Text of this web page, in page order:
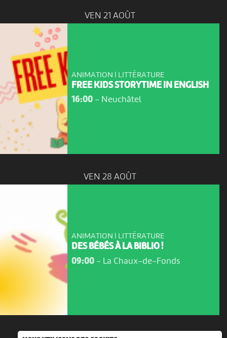
VEN 21 AOÛT
ANIMATION | LITTÉRATURE
FREE KIDS STORYTIME IN ENGLISH
16:00- Neuchâtel
VEN 28 AOÛT
ANIMATION | LITTÉRATURE
DES BÉBÉS À LA BIBLIO !
09:00- La Chaux-de-Fonds